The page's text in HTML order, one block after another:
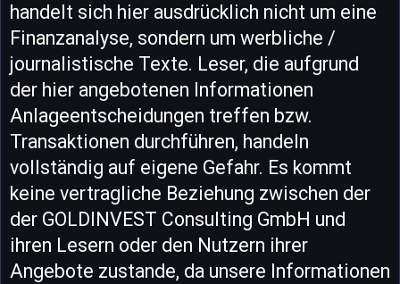
handelt sich hier ausdrücklich nicht um eine
Finanzanalyse, sondern um werbliche /
journalistische Texte. Leser, die aufgrund
der hier angebotenen Informationen
Anlageentscheidungen treffen bzw.
Transaktionen durchführen, handeln
vollständig auf eigene Gefahr. Es kommt
keine vertragliche Beziehung zwischen der
der GOLDINVEST Consulting GmbH und
ihren Lesern oder den Nutzern ihrer
Angebote zustande, da unsere Informationen